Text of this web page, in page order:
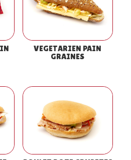
VEGETARIEN PAIN
GRAINES